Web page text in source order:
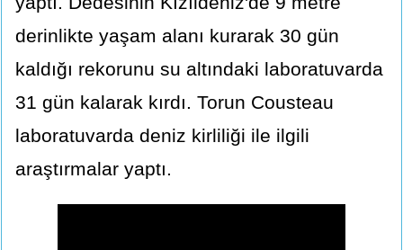
derinlikte yaşam alanı kurarak 30 gün
kaldığı rekorunu su altındaki laboratuvarda
31 gün kalarak kırdı. Torun Cousteau
laboratuvarda deniz kirliliği ile ilgili
araştırmalar yaptı.